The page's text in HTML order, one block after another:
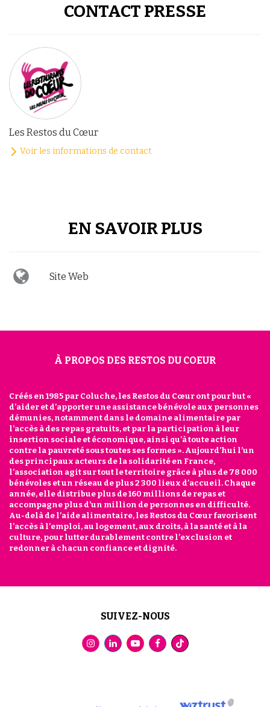
CONTACT PRESSE
Les Restos du Cœur
Voir les informations de contact
EN SAVOIR PLUS
Site Web
À PROPOS DES RESTOS DU COEUR
Créés en 1985 par Coluche, les Restos du Cœur ont pour but «
d’aider et d’apporter une assistance bénévole aux personnes
démunies, notamment dans le domaine alimentaire par
l’accès à des repas gratuits, et par la participation à leur
insertion sociale et économique, ainsi qu’à toute action
contre la pauvreté sous toutes ses formes ». Aujourd’hui l’un
des principaux acteurs de la solidarité en France,
l’association agit sur tout le territoire grâce à plus de 78 000
bénévoles et un réseau de plus 2 300 lieux d’accueil. Chaque
année, elle distribue plus de 160 millions de repas et
accompagne plus d’un million de personnes en difficulté.
Au-delà de l’aide alimentaire, les Restos du Cœur favorisent
l’accès à l’emploi, au logement, aux droits, à la santé et à la
culture, pour lutter durablement contre l’exclusion et
redonner à chacun confiance et dignité.
SUIVEZ-NOUS